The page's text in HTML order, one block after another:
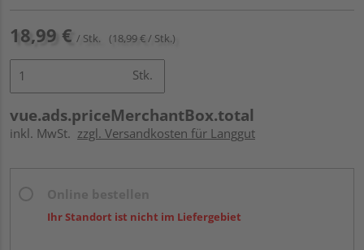
18,99 € / Stk. (18,99 € / Stk.)
Stk.
vue.ads.priceMerchantBox.total
inkl. MwSt. zzgl. Versandkosten für Langgut
Ihr Standort ist nicht im Liefergebiet